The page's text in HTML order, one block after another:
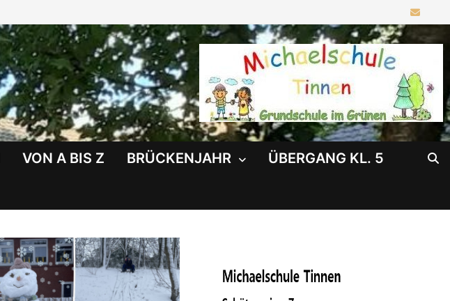
VON A BIS Z BRÜCKENJAHR ÜBERGANG KL. 5